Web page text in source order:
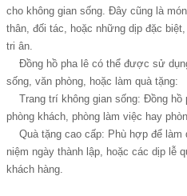
cho không gian sống. Đây cũng là
thân, đối tác, hoặc những dịp đặc
tri ân.
Đồng hồ pha lê có thể được sử
sống, văn phòng, hoặc làm quà tặng:
Trang trí không gian sống: Đồng hồ
phòng khách, phòng làm việc hay
Quà tặng cao cấp: Phù hợp để làm
niệm ngày thành lập, hoặc các dịp lễ
khách hàng.